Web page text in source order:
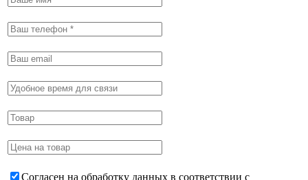
Согласен на обработку данных в соответствии с